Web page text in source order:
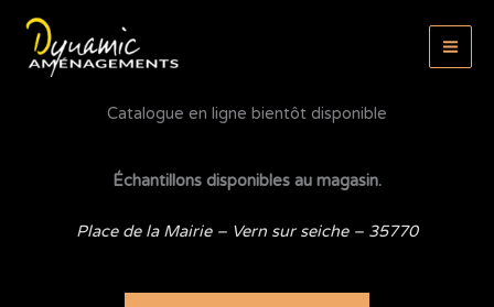
contenu
Catalogue en ligne bientôt disponible
Échantillons disponibles au magasin.
Place de la Mairie – Vern sur seiche – 35770